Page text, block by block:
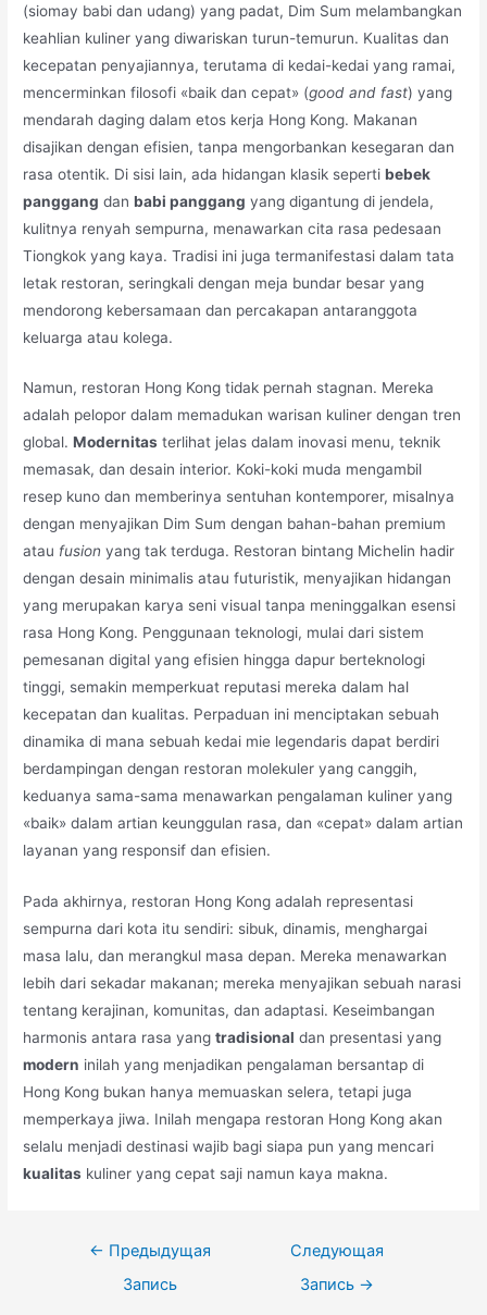
(siomay babi dan udang) yang padat, Dim Sum melambangkan
keahlian kuliner yang diwariskan turun-temurun. Kualitas dan
kecepatan penyajiannya, terutama di kedai-kedai yang ramai,
mencerminkan filosofi «baik dan cepat» (good and fast) yang
mendarah daging dalam etos kerja Hong Kong. Makanan
disajikan dengan efisien, tanpa mengorbankan kesegaran dan
rasa otentik. Di sisi lain, ada hidangan klasik sepertibebek
panggang danbabi panggang yang digantung di jendela,
kulitnya renyah sempurna, menawarkan cita rasa pedesaan
Tiongkok yang kaya. Tradisi ini juga termanifestasi dalam tata
letak restoran, seringkali dengan meja bundar besar yang
mendorong kebersamaan dan percakapan antaranggota
keluarga atau kolega.
Namun, restoran Hong Kong tidak pernah stagnan. Mereka
adalah pelopor dalam memadukan warisan kuliner dengan tren
global.Modernitas terlihat jelas dalam inovasi menu, teknik
memasak, dan desain interior. Koki-koki muda mengambil
resep kuno dan memberinya sentuhan kontemporer, misalnya
dengan menyajikan Dim Sum dengan bahan-bahan premium
atau fusion yang tak terduga. Restoran bintang Michelin hadir
dengan desain minimalis atau futuristik, menyajikan hidangan
yang merupakan karya seni visual tanpa meninggalkan esensi
rasa Hong Kong. Penggunaan teknologi, mulai dari sistem
pemesanan digital yang efisien hingga dapur berteknologi
tinggi, semakin memperkuat reputasi mereka dalam hal
kecepatan dan kualitas. Perpaduan ini menciptakan sebuah
dinamika di mana sebuah kedai mie legendaris dapat berdiri
berdampingan dengan restoran molekuler yang canggih,
keduanya sama-sama menawarkan pengalaman kuliner yang
«baik» dalam artian keunggulan rasa, dan «cepat» dalam artian
layanan yang responsif dan efisien.
Pada akhirnya, restoran Hong Kong adalah representasi
sempurna dari kota itu sendiri: sibuk, dinamis, menghargai
masa lalu, dan merangkul masa depan. Mereka menawarkan
lebih dari sekadar makanan; mereka menyajikan sebuah narasi
tentang kerajinan, komunitas, dan adaptasi. Keseimbangan
harmonis antara rasa yangtradisional dan presentasi yang
modern inilah yang menjadikan pengalaman bersantap di
Hong Kong bukan hanya memuaskan selera, tetapi juga
memperkaya jiwa. Inilah mengapa restoran Hong Kong akan
selalu menjadi destinasi wajib bagi siapa pun yang mencari
kualitas kuliner yang cepat saji namun kaya makna.
Навигация
← Предыдущая
Запись
Следующая
Запись →